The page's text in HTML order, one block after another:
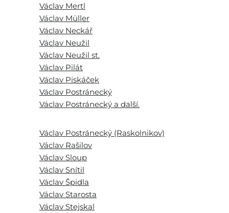
Václav Mertl
Václav Müller
Václav Neckář
Václav Neužil
Václav Neužil st.
Václav Pilát
Václav Piskáček
Václav Postránecký
Václav Postránecký a další.
Václav Postránecký (Raskolnikov)
Václav Rašilov
Václav Sloup
Václav Snítil
Václav Špidla
Václav Starosta
Václav Stejskal